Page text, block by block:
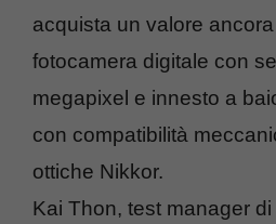
acquista un valore
fotocamera digitale con
megapixel e innesto a
con compatibilità
ottiche Nikkor.
Kai Thon, test manager